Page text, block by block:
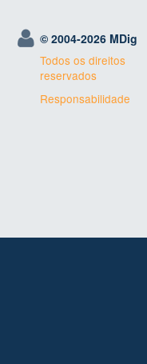
© 2004-2026 MDig
Todos os direitos
reservados
Responsabilidade